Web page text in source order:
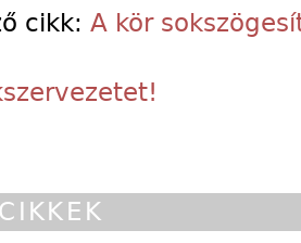
cikk: A kör